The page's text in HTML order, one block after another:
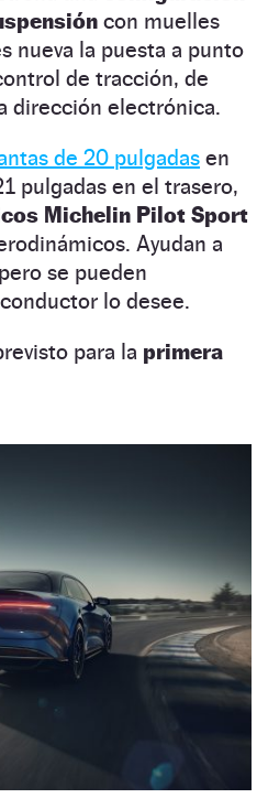
con muelles
nueva la puesta a punto
de tracción, de
dirección electrónica.
de 20 pulgadas en
pulgadas en el trasero,
Michelin Pilot Sport
Ayudan a
se pueden
lo desee.
para la primera